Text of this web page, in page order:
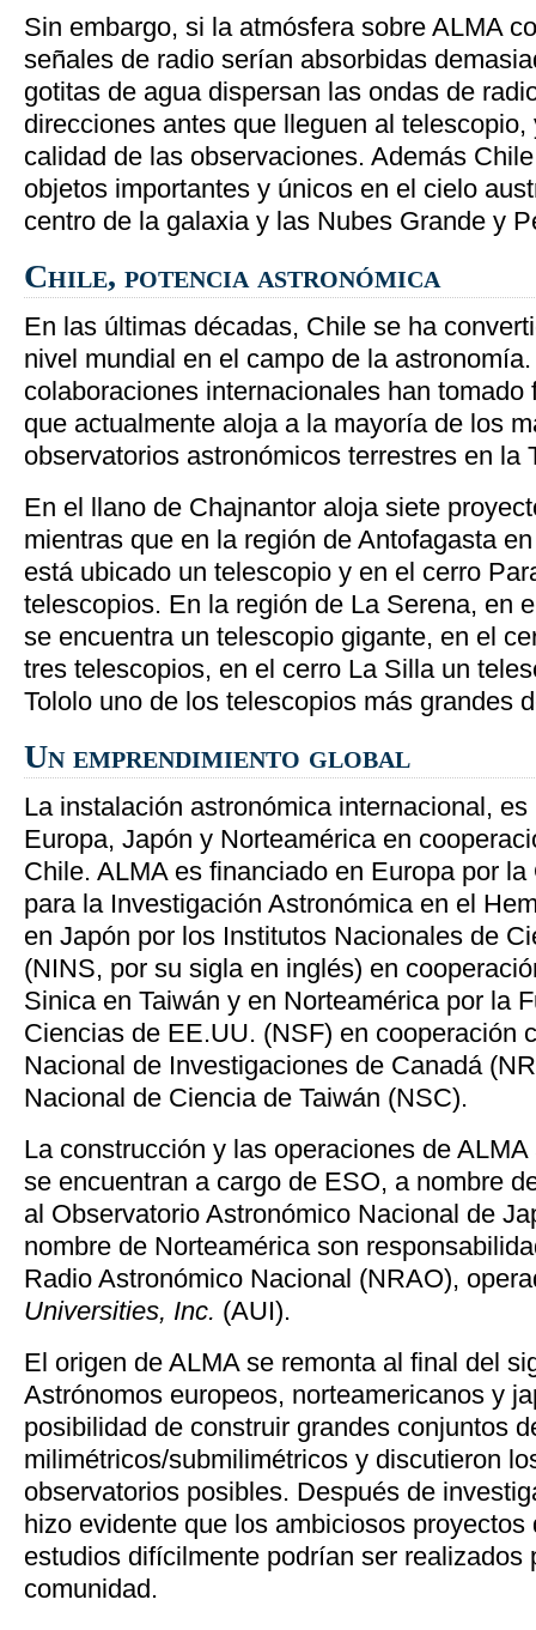
Sin embargo, si la atmósfera sobre ALMA
señales de radio serían absorbidas
gotitas de agua dispersan las ondas de
direcciones antes que lleguen al
calidad de las observaciones. Además
objetos importantes y únicos en el cielo
centro de la galaxia y las Nubes Grande y
Chile, potencia astronómica
En las últimas décadas, Chile se ha
nivel mundial en el campo de la
colaboraciones internacionales han tomado
que actualmente aloja a la mayoría de los
observatorios astronómicos terrestres en la
En el llano de Chajnantor aloja siete
mientras que en la región de Antofagasta
está ubicado un telescopio y en el cerro
telescopios. En la región de La Serena, en
se encuentra un telescopio gigante, en el
tres telescopios, en el cerro La Silla un
Tololo uno de los telescopios más grandes
Un emprendimiento global
La instalación astronómica internacional,
Europa, Japón y Norteamérica en
Chile. ALMA es financiado en Europa por
para la Investigación Astronómica en el
en Japón por los Institutos Nacionales de
(NINS, por su sigla en inglés) en
Sinica en Taiwán y en Norteamérica por la
Ciencias de EE.UU. (NSF) en cooperación
Nacional de Investigaciones de Canadá
Nacional de Ciencia de Taiwán (NSC).
La construcción y las operaciones de
se encuentran a cargo de ESO, a nombre
al Observatorio Astronómico Nacional de
nombre de Norteamérica son
Radio Astronómico Nacional (NRAO),
Universities, Inc. (AUI).
El origen de ALMA se remonta al final del
Astrónomos europeos, norteamericanos y
posibilidad de construir grandes conjuntos
milimétricos/submilimétricos y discutieron
observatorios posibles. Después de
hizo evidente que los ambiciosos proyectos
estudios difícilmente podrían ser realizados
comunidad.